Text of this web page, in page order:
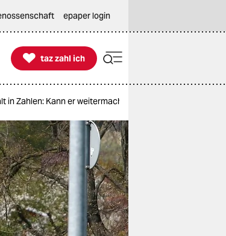
epaper login

taz zahl ich
taz zahl ich
in Zahlen: Kann er weitermachen?